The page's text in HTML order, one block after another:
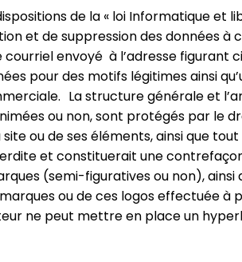
de la « loi Informatique et
et de suppression des données à
envoyé à l’adresse figurant
pour des motifs légitimes ainsi
La structure générale et
ou non, sont protégés par le
ou de ses éléments, ainsi que
et constituerait une
(semi-figuratives ou non), ainsi
ou de ces logos effectuée à
ne peut mettre en place un